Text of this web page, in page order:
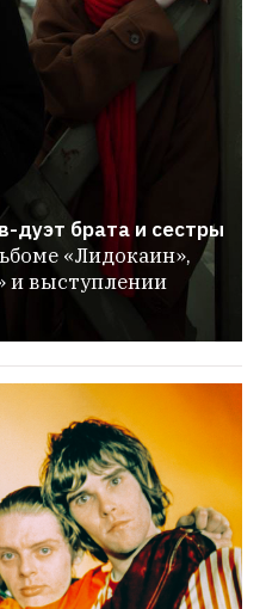
дуэт брата и сестры
«Лидокаин»,
и выступлении